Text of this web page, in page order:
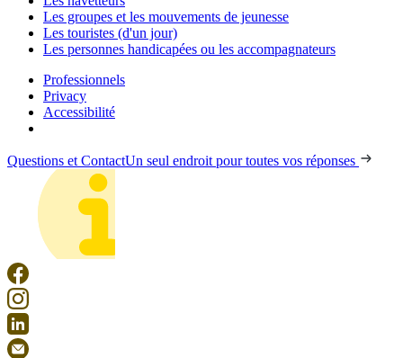
Les groupes et les mouvements de jeunesse
Les touristes (d'un jour)
Les personnes handicapées ou les accompagnateurs
Professionnels
Privacy
Accessibilité
Questions et ContactUn seul endroit pour toutes vos réponses